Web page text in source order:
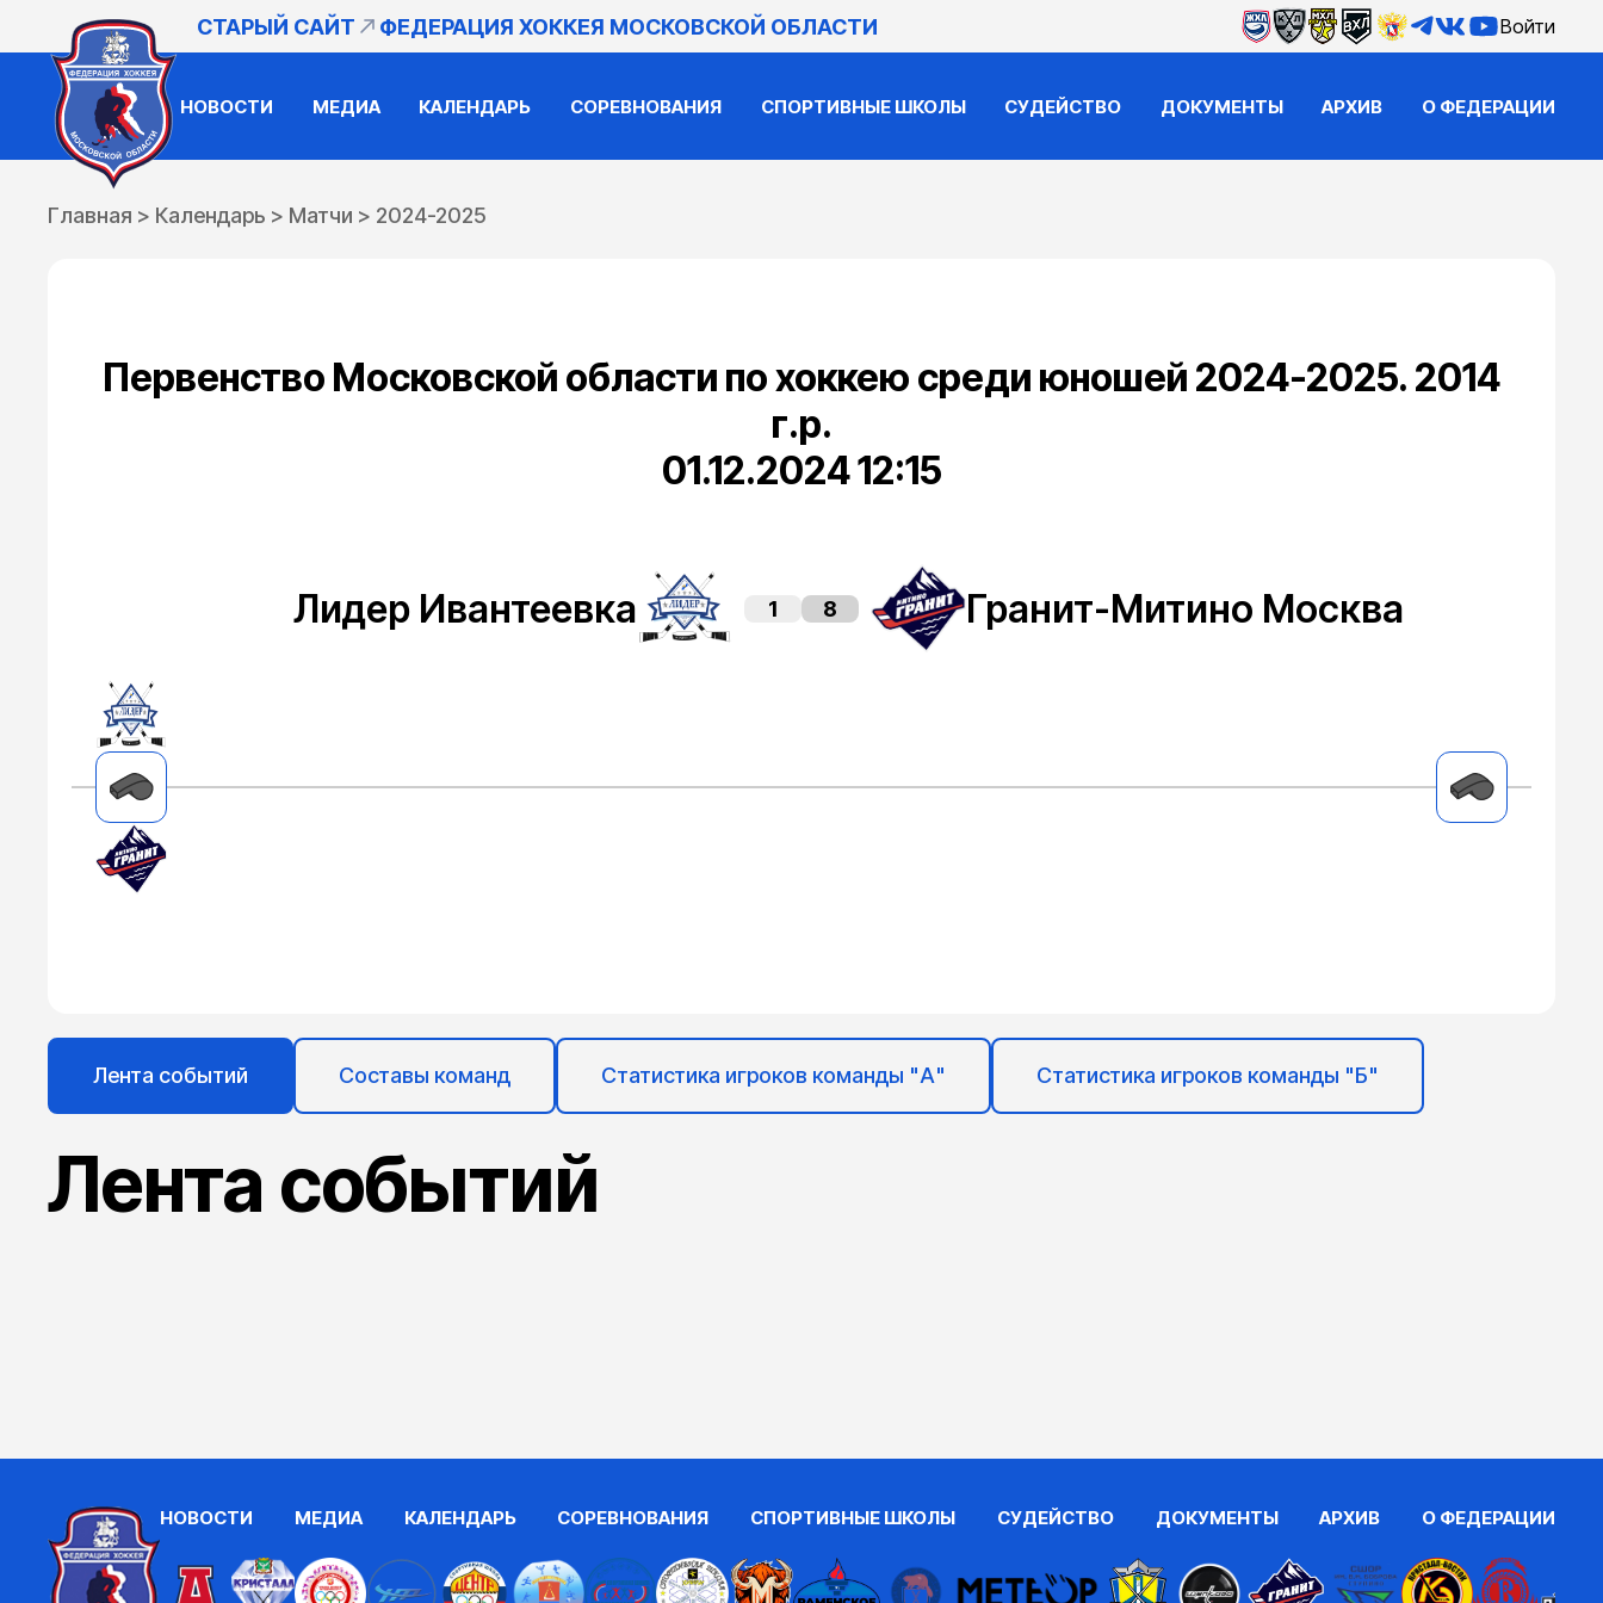
СТАРЫЙ САЙТ ФЕДЕРАЦИЯ ХОККЕЯ МОСКОВСКОЙ ОБЛАСТИ Войти
НОВОСТИ МЕДИА КАЛЕНДАРЬ СОРЕВНОВАНИЯ СПОРТИВНЫЕ ШКОЛЫ СУДЕЙСТВО ДОКУМЕНТЫ АРХИВ О ФЕДЕРАЦИИ
Главная > Календарь > Матчи > 2024-2025
Первенство Московской области по хоккею среди юношей 2024-2025. 2014
г.р.
01.12.2024 12:15
Лидер Ивантеевка 1 8 Гранит-Митино Москва
Лента событий Составы команд Статистика игроков команды "А" Статистика игроков команды "Б"
Лента событий
НОВОСТИ МЕДИА КАЛЕНДАРЬ СОРЕВНОВАНИЯ СПОРТИВНЫЕ ШКОЛЫ СУДЕЙСТВО ДОКУМЕНТЫ АРХИВ О ФЕДЕРАЦИИ